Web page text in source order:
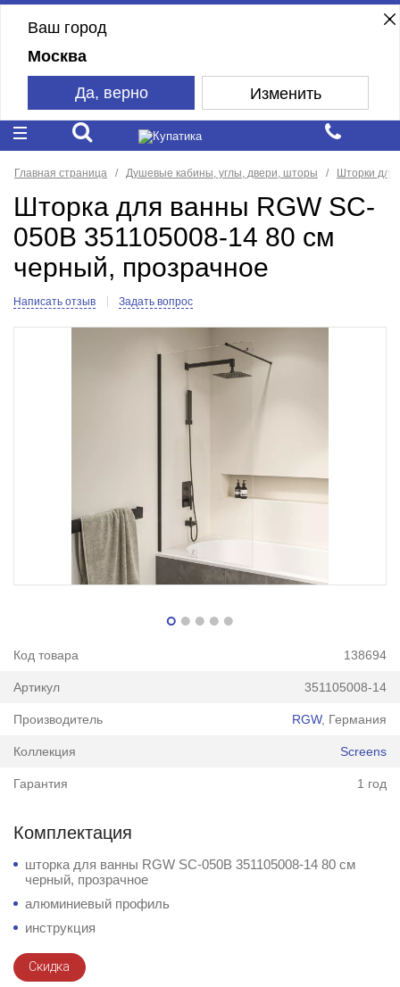
Ваш город
Москва
Да, верно Изменить
Главная страница Душевые кабины, углы, двери, шторы Шторки для
Шторка для ванны RGW SC-
050B 351105008-14 80 см
черный, прозрачное
Написать отзыв Задать вопрос
Код товара 138694
Артикул 351105008-14
Производитель RGW, Германия
Коллекция Screens
Гарантия 1 год
Комплектация
шторка для ванны RGW SC-050B 351105008-14 80 см
черный, прозрачное
алюминиевый профиль
инструкция
Скидка